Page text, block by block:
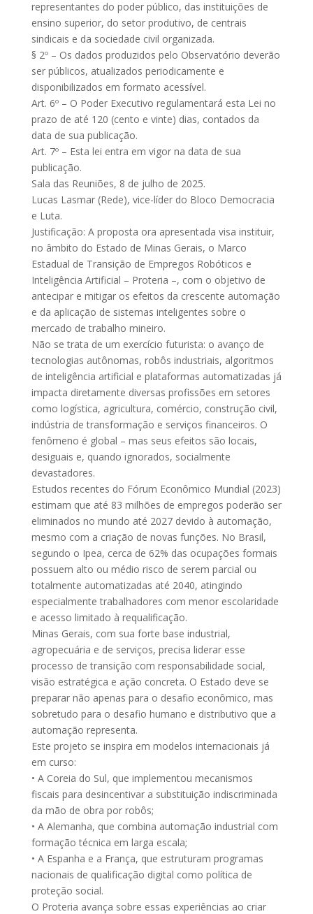
representantes do poder público, das instituições de
ensino superior, do setor produtivo, de centrais
sindicais e da sociedade civil organizada.
§ 2º – Os dados produzidos pelo Observatório deverão
ser públicos, atualizados periodicamente e
disponibilizados em formato acessível.
Art. 6º – O Poder Executivo regulamentará esta Lei no
prazo de até 120 (cento e vinte) dias, contados da
data de sua publicação.
Art. 7º – Esta lei entra em vigor na data de sua
publicação.
Sala das Reuniões, 8 de julho de 2025.
Lucas Lasmar (Rede), vice-líder do Bloco Democracia
e Luta.
Justificação: A proposta ora apresentada visa instituir,
no âmbito do Estado de Minas Gerais, o Marco
Estadual de Transição de Empregos Robóticos e
Inteligência Artificial – Proteria –, com o objetivo de
antecipar e mitigar os efeitos da crescente automação
e da aplicação de sistemas inteligentes sobre o
mercado de trabalho mineiro.
Não se trata de um exercício futurista: o avanço de
tecnologias autônomas, robôs industriais, algoritmos
de inteligência artificial e plataformas automatizadas já
impacta diretamente diversas profissões em setores
como logística, agricultura, comércio, construção civil,
indústria de transformação e serviços financeiros. O
fenômeno é global – mas seus efeitos são locais,
desiguais e, quando ignorados, socialmente
devastadores.
Estudos recentes do Fórum Econômico Mundial (2023)
estimam que até 83 milhões de empregos poderão ser
eliminados no mundo até 2027 devido à automação,
mesmo com a criação de novas funções. No Brasil,
segundo o Ipea, cerca de 62% das ocupações formais
possuem alto ou médio risco de serem parcial ou
totalmente automatizadas até 2040, atingindo
especialmente trabalhadores com menor escolaridade
e acesso limitado à requalificação.
Minas Gerais, com sua forte base industrial,
agropecuária e de serviços, precisa liderar esse
processo de transição com responsabilidade social,
visão estratégica e ação concreta. O Estado deve se
preparar não apenas para o desafio econômico, mas
sobretudo para o desafio humano e distributivo que a
automação representa.
Este projeto se inspira em modelos internacionais já
em curso:
• A Coreia do Sul, que implementou mecanismos
fiscais para desincentivar a substituição indiscriminada
da mão de obra por robôs;
• A Alemanha, que combina automação industrial com
formação técnica em larga escala;
• A Espanha e a França, que estruturam programas
nacionais de qualificação digital como política de
proteção social.
O Proteria avança sobre essas experiências ao criar